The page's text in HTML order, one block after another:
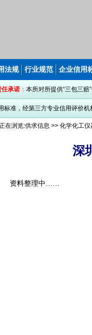
法规 行业规范 企业信用
任承诺 ： 本所对所提供“三包三
准，经第三方专业信用评价机
在浏览:供求信息 >> 化学化工
深
资料整理中……